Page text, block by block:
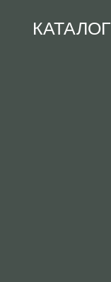
КАТАЛОГ